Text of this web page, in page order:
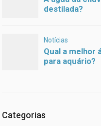
Categorias